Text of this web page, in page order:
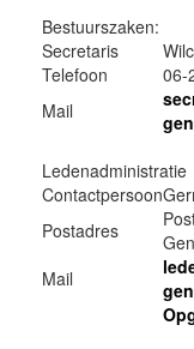
Bestuurszaken:
Secretaris
Telefoon
06-
Mail
Ledenadministratie
Contactpersoon
Postadres
Mail